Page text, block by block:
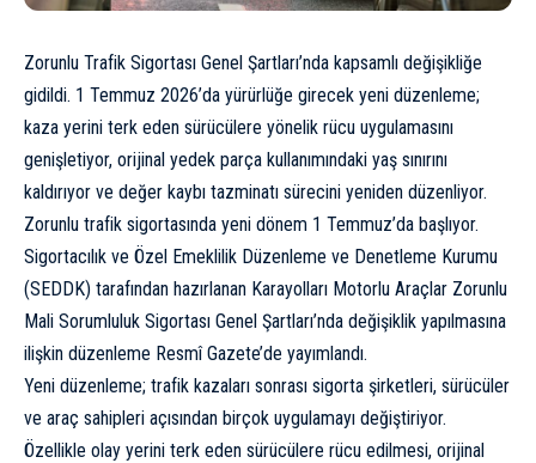
Zorunlu Trafik Sigortası Genel Şartları’nda kapsamlı değişikliğe
gidildi. 1 Temmuz 2026’da yürürlüğe girecek yeni düzenleme;
kaza yerini terk eden sürücülere yönelik rücu uygulamasını
genişletiyor, orijinal yedek parça kullanımındaki yaş sınırını
kaldırıyor ve değer kaybı tazminatı sürecini yeniden düzenliyor.
Zorunlu trafik sigortasında yeni dönem 1 Temmuz’da başlıyor.
Sigortacılık ve Özel Emeklilik Düzenleme ve Denetleme Kurumu
(SEDDK) tarafından hazırlanan Karayolları Motorlu Araçlar Zorunlu
Mali Sorumluluk Sigortası Genel Şartları’nda değişiklik yapılmasına
ilişkin düzenleme Resmî Gazete’de yayımlandı.
Yeni düzenleme; trafik kazaları sonrası sigorta şirketleri, sürücüler
ve araç sahipleri açısından birçok uygulamayı değiştiriyor.
Özellikle olay yerini terk eden sürücülere rücu edilmesi, orijinal